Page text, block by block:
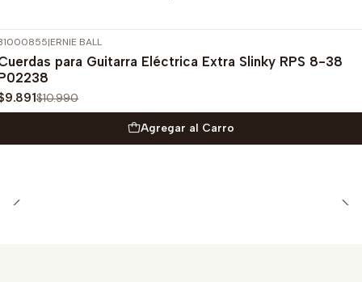
|ERNIE BALL
para Guitarra Eléctrica Extra Slinky RPS 8-38
$10.990
Agregar al Carro